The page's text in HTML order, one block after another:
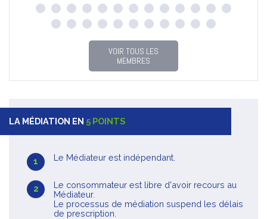
VOIR TOUS LES
MEMBRES
LA MÉDIATION EN 5 POINTS
Le Médiateur est indépendant.
Le consommateur est libre d'avoir recours au
Médiateur.
Le processus de médiation suspend les délais
de prescription.